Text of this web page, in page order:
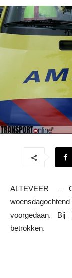
ALTEVEER –
voorgedaan. Bij
betrokken.